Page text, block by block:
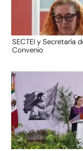
SECTEI y Secretaría
Convenio